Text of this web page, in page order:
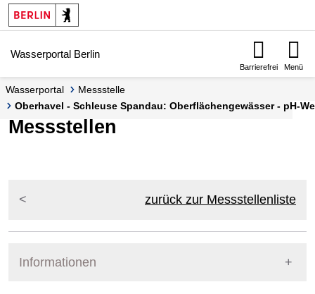
Springe zur Navigation
Springe zum Inhalt
Wasserportal Berlin
Barrierefrei Menü
Wasserportal
Messstelle
Oberhavel - Schleuse Spandau: Oberflächengewässer - pH-
Messstellen
zurück zur Messstellenliste
Informationen